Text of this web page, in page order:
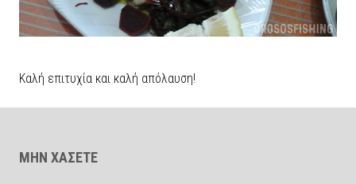
Καλή επιτυχία και καλή απόλαυση!
ΜΗΝ ΧΑΣΕΤΕ